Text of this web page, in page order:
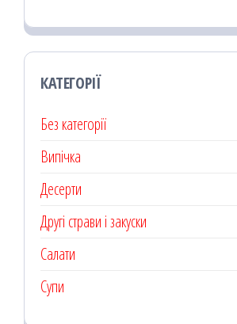
КАТЕГОРІЇ
Без категорії
Випічка
Десерти
Другі страви і закуски
Салати
Супи